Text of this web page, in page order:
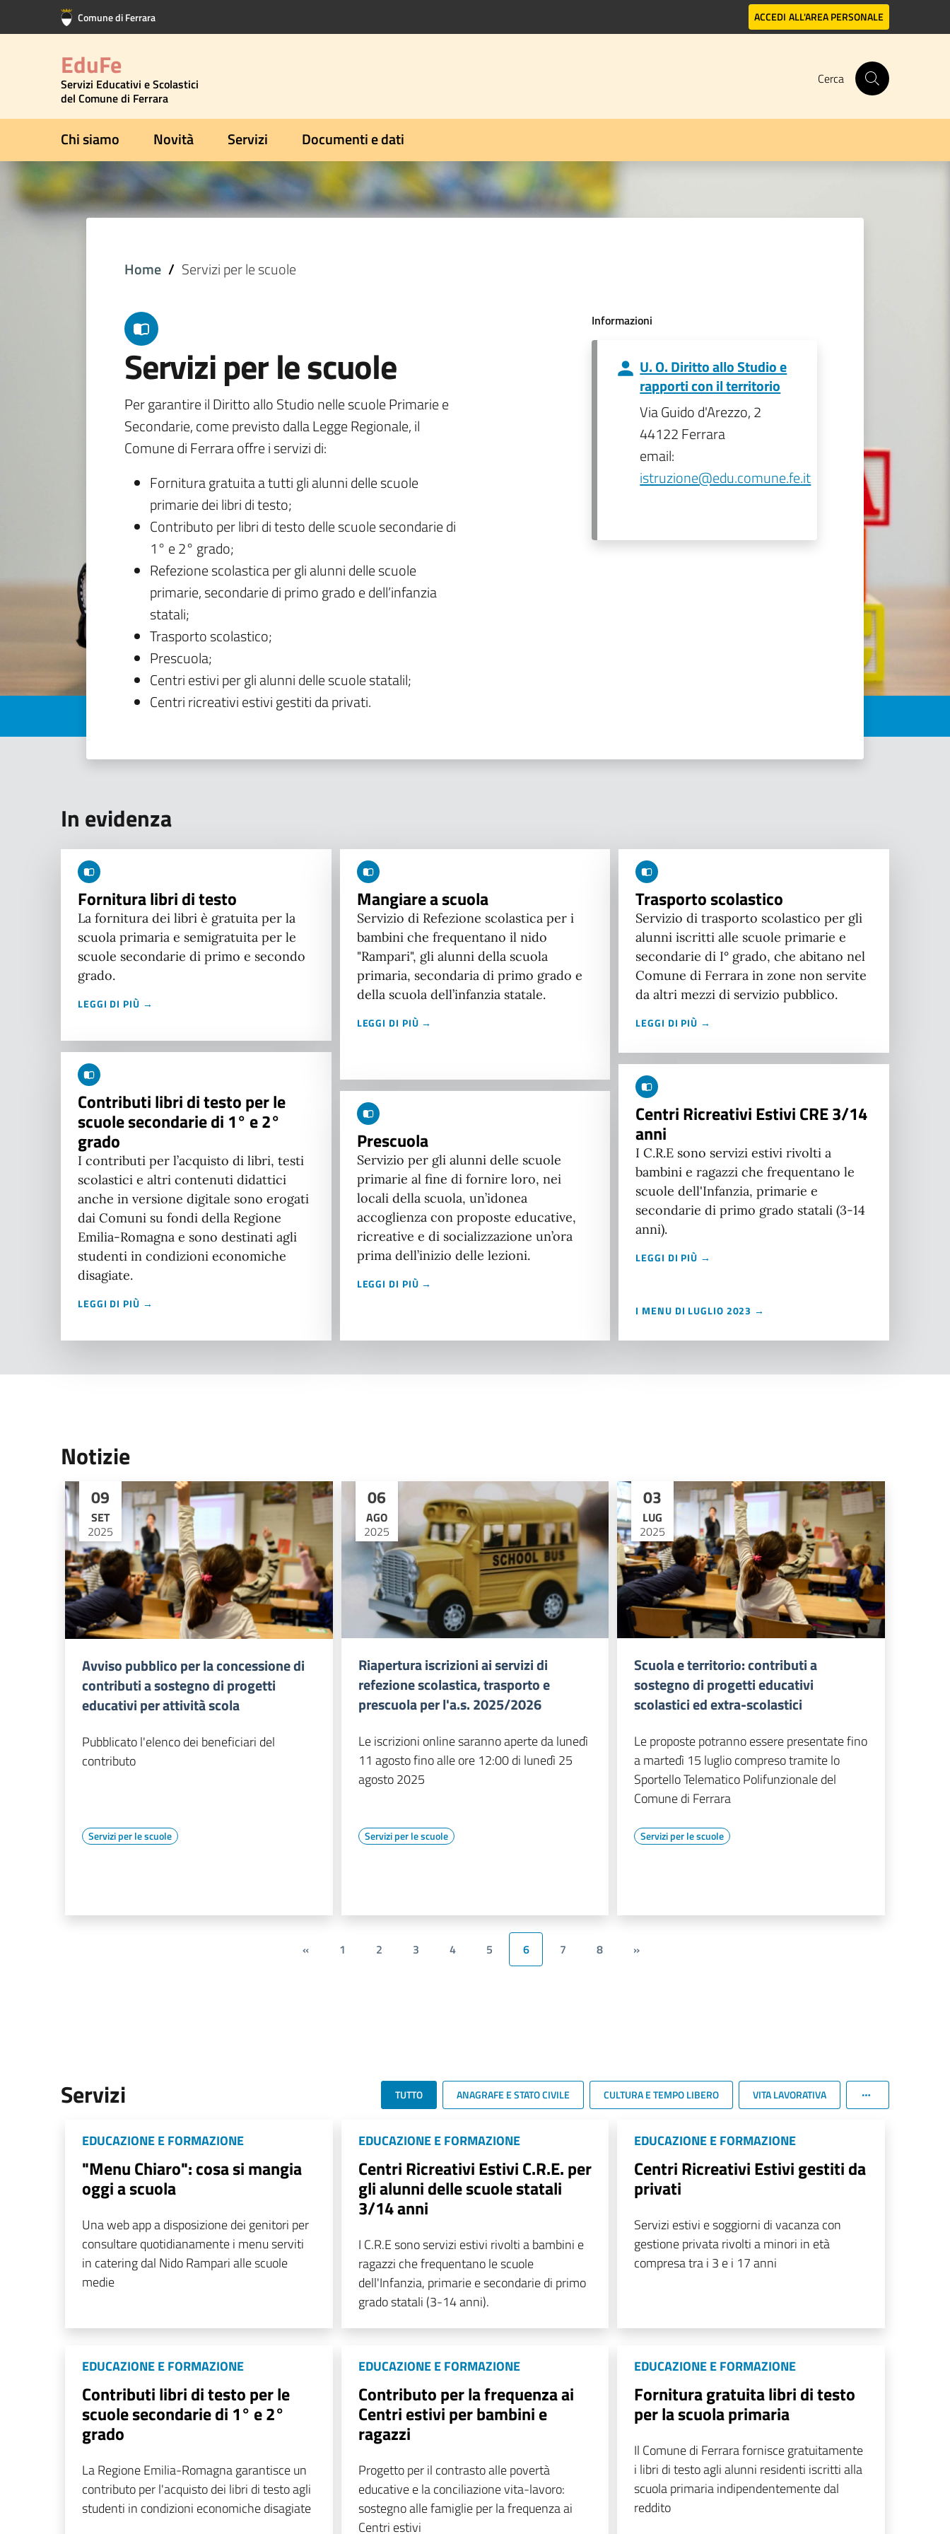
Vai al contenuto principale
Vai al footer Comune di Ferrara ACCEDI ALL'AREA PERSONALE
EduFe
Servizi Educativi e Scolastici
del Comune di Ferrara
Cerca
Chi siamo Novità Servizi Documenti e dati
Home Servizi per le scuole
Servizi per le scuole
Per garantire il Diritto allo Studio nelle scuole Primarie e
Secondarie, come previsto dalla Legge Regionale, il
Comune di Ferrara offre i servizi di:
Fornitura gratuita a tutti gli alunni delle scuole
primarie dei libri di testo;
Contributo per libri di testo delle scuole secondarie di
1° e 2° grado;
Refezione scolastica per gli alunni delle scuole
primarie, secondarie di primo grado e dell’infanzia
statali;
Trasporto scolastico;
Prescuola;
Centri estivi per gli alunni delle scuole statalil;
Centri ricreativi estivi gestiti da privati.
Informazioni
U. O. Diritto allo Studio e
rapporti con il territorio
Via Guido d'Arezzo, 2
44122 Ferrara
email:
istruzione@edu.comune.fe.it
In evidenza
Fornitura libri di testo
La fornitura dei libri è gratuita per la
scuola primaria e semigratuita per le
scuole secondarie di primo e secondo
grado.
LEGGI DI PIÙ →
Contributi libri di testo per le
scuole secondarie di 1° e 2°
grado
I contributi per l’acquisto di libri, testi
scolastici e altri contenuti didattici
anche in versione digitale sono erogati
dai Comuni su fondi della Regione
Emilia-Romagna e sono destinati agli
studenti in condizioni economiche
disagiate.
LEGGI DI PIÙ →
Mangiare a scuola
Servizio di Refezione scolastica per i
bambini che frequentano il nido
"Rampari", gli alunni della scuola
primaria, secondaria di primo grado e
della scuola dell’infanzia statale.
LEGGI DI PIÙ →
Prescuola
Servizio per gli alunni delle scuole
primarie al fine di fornire loro, nei
locali della scuola, un’idonea
accoglienza con proposte educative,
ricreative e di socializzazione un’ora
prima dell’inizio delle lezioni.
LEGGI DI PIÙ →
Trasporto scolastico
Servizio di trasporto scolastico per gli
alunni iscritti alle scuole primarie e
secondarie di I° grado, che abitano nel
Comune di Ferrara in zone non servite
da altri mezzi di servizio pubblico.
LEGGI DI PIÙ →
Centri Ricreativi Estivi CRE 3/14
anni
I C.R.E sono servizi estivi rivolti a
bambini e ragazzi che frequentano le
scuole dell'Infanzia, primarie e
secondarie di primo grado statali (3-14
anni).
LEGGI DI PIÙ →
I MENU DI LUGLIO 2023 →
Notizie
09
SET
2025
Avviso pubblico per la concessione di
contributi a sostegno di progetti
educativi per attività scola
Pubblicato l'elenco dei beneficiari del
contributo
Servizi per le scuole
06
AGO
2025
Riapertura iscrizioni ai servizi di
refezione scolastica, trasporto e
prescuola per l'a.s. 2025/2026
Le iscrizioni online saranno aperte da lunedì
11 agosto fino alle ore 12:00 di lunedì 25
agosto 2025
Servizi per le scuole
03
LUG
2025
Scuola e territorio: contributi a
sostegno di progetti educativi
scolastici ed extra-scolastici
Le proposte potranno essere presentate fino
a martedì 15 luglio compreso tramite lo
Sportello Telematico Polifunzionale del
Comune di Ferrara
Servizi per le scuole
« 1 2 3 4 5 6 7 8 »
Servizi TUTTO ANAGRAFE E STATO CIVILE CULTURA E TEMPO LIBERO VITA LAVORATIVA
EDUCAZIONE E FORMAZIONE
"Menu Chiaro": cosa si mangia
oggi a scuola
Una web app a disposizione dei genitori per
consultare quotidianamente i menu serviti
in catering dal Nido Rampari alle scuole
medie
EDUCAZIONE E FORMAZIONE
Centri Ricreativi Estivi C.R.E. per
gli alunni delle scuole statali
3/14 anni
I C.R.E sono servizi estivi rivolti a bambini e
ragazzi che frequentano le scuole
dell'Infanzia, primarie e secondarie di primo
grado statali (3-14 anni).
EDUCAZIONE E FORMAZIONE
Centri Ricreativi Estivi gestiti da
privati
Servizi estivi e soggiorni di vacanza con
gestione privata rivolti a minori in età
compresa tra i 3 e i 17 anni
EDUCAZIONE E FORMAZIONE
Contributi libri di testo per le
scuole secondarie di 1° e 2°
grado
La Regione Emilia-Romagna garantisce un
contributo per l'acquisto dei libri di testo agli
studenti in condizioni economiche disagiate
EDUCAZIONE E FORMAZIONE
Contributo per la frequenza ai
Centri estivi per bambini e
ragazzi
Progetto per il contrasto alle povertà
educative e la conciliazione vita-lavoro:
sostegno alle famiglie per la frequenza ai
Centri estivi
EDUCAZIONE E FORMAZIONE
Fornitura gratuita libri di testo
per la scuola primaria
Il Comune di Ferrara fornisce gratuitamente
i libri di testo agli alunni residenti iscritti alla
scuola primaria indipendentemente dal
reddito